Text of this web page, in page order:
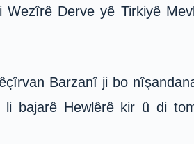
Derve yê Tirkiyê
Barzanî ji bo
bajarê Hewlêrê kir û di